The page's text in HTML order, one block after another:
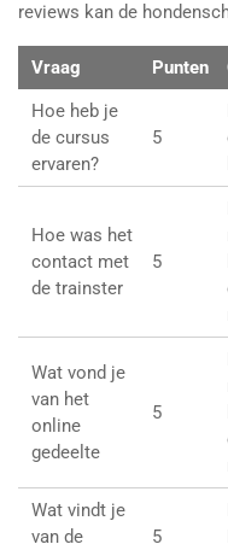
reviews kan de
Vraag Punten
Hoe heb je
de cursus
ervaren?
5
Hoe was het
contact met
de trainster
5
Wat vond je
van het
online
gedeelte
5
Wat vindt je
van de
5